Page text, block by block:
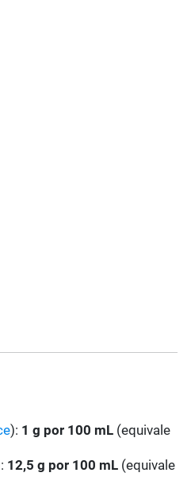
): 1 g por 100 mL (equivale
12,5 g por 100 mL (equivale